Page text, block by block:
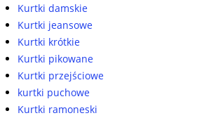
Kurtki damskie
Kurtki jeansowe
Kurtki krótkie
Kurtki pikowane
Kurtki przejściowe
kurtki puchowe
Kurtki ramoneski